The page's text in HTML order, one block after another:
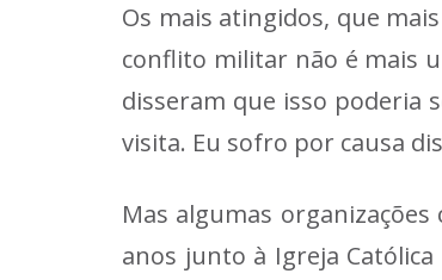
Os mais atingidos, que
conflito militar não é mais
disseram que isso poderia
visita. Eu sofro por causa
Mas algumas
anos junto à Igreja